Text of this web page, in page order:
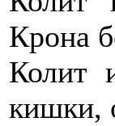
Крона
Колит
кишки,